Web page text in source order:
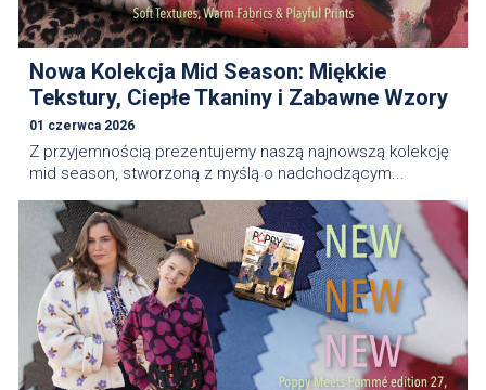
Nowa Kolekcja Mid Season: Miękkie
Tekstury, Ciepłe Tkaniny i Zabawne Wzory
01 czerwca 2026
Z przyjemnością prezentujemy naszą najnowszą kolekcję
mid season, stworzoną z myślą o nadchodzącym...